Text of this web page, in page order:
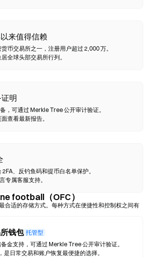
兼容链上。
来值得信赖
币交易所之一，注册用户超过 2,000 万。
全球头部交易所行列。
明
，可通过 Merkle Tree 公开审计验证。
查看最新报告。
、反钓鱼码和提币白名单保护。
专属客服支持。
football（OFC）
合适的存储方式。每种方式在便捷性和控制权之间有
钱包 托管型
金支持，可通过 Merkle Tree 公开审计验证。
是日常交易和账户恢复最便捷的选择。